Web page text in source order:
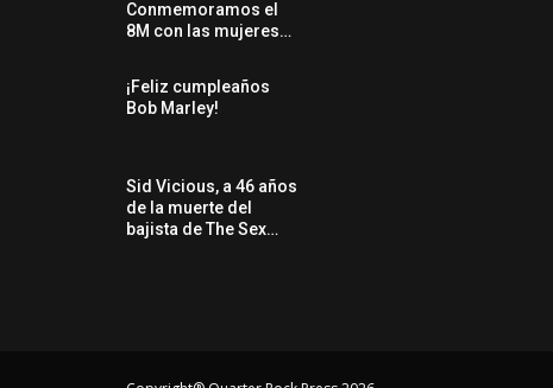
Conmemoramos el
8M con las mujeres…
¡Feliz cumpleaños
Bob Marley!
Sid Vicious, a 46 años
de la muerte del
bajista de The Sex…